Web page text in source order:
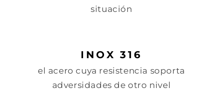
situación
INOX 316
el acero cuya resistencia soporta
adversidades de otro nivel